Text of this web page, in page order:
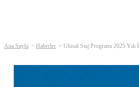
Ana Sayfa Haberler Ulusal Staj Programı 2025 Yılı